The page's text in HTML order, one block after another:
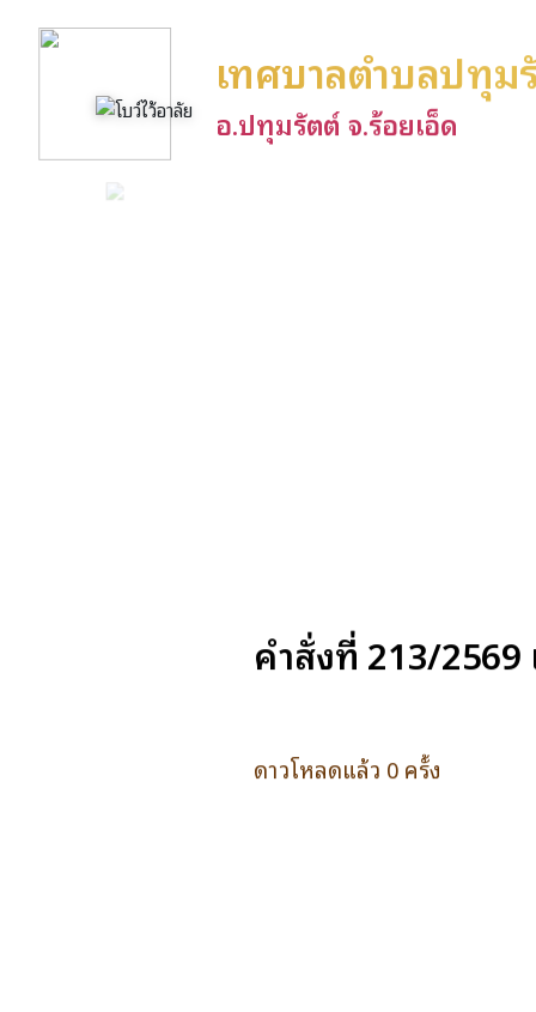
เทศบาลตำบลปทุม
อ.ปทุมรัตต์ จ.ร้อยเอ็ด
คำสั่งที่ 213/2569
ดาวโหลดแล้ว 0 ครั้ง